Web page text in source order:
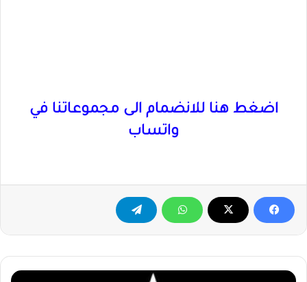
اضغط هنا للانضمام الى مجموعاتنا في
واتساب
حزب